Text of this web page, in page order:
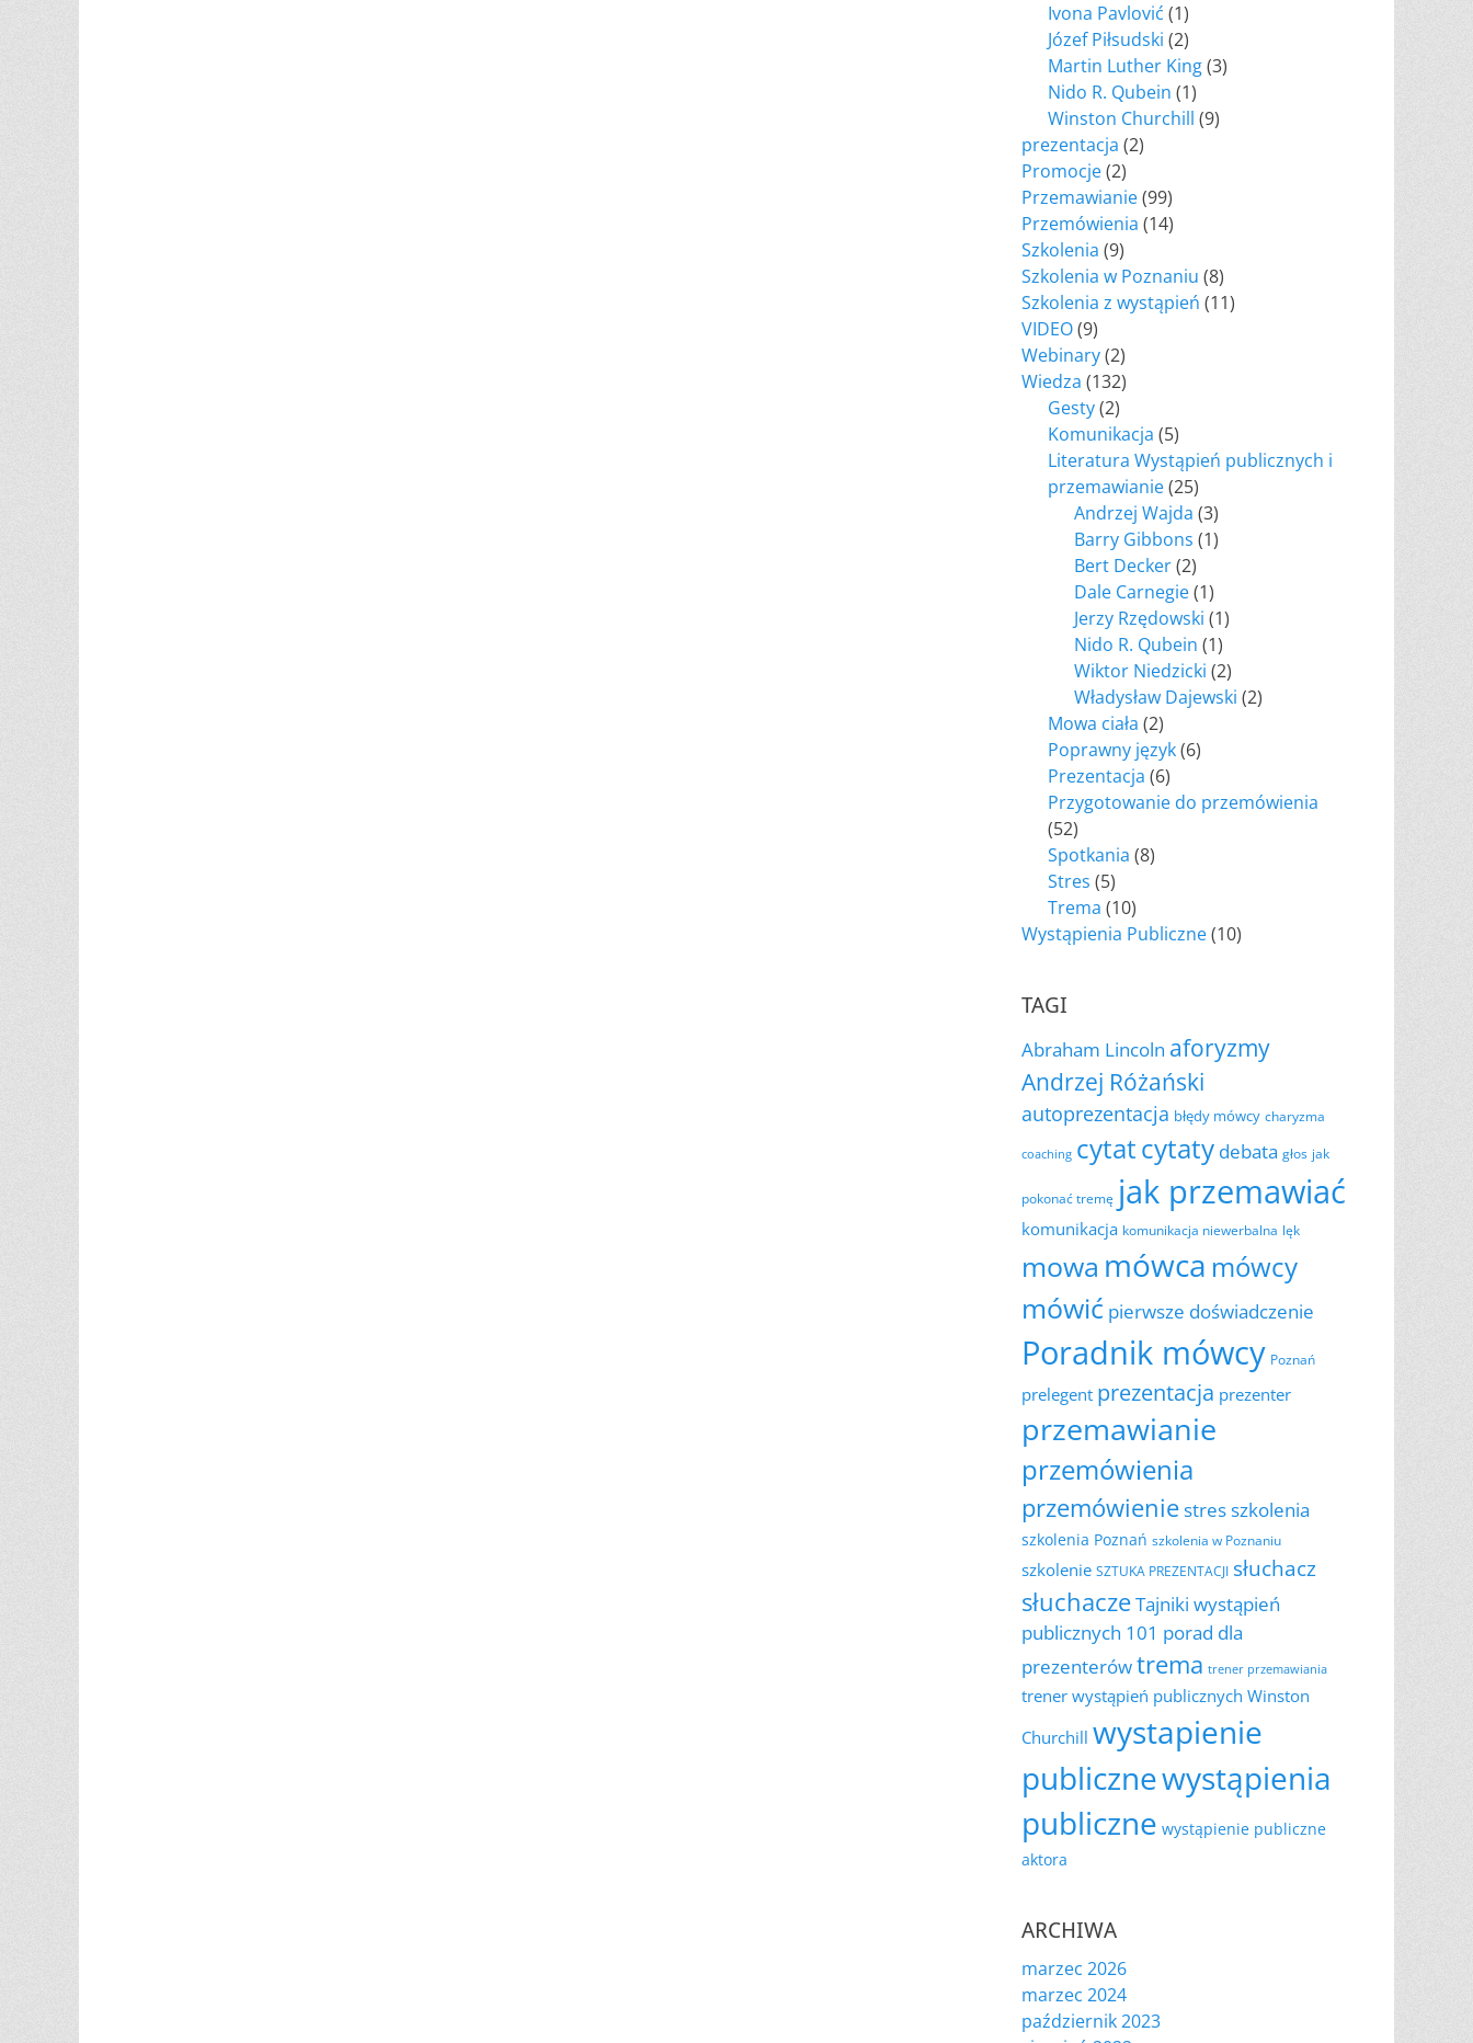
Ivona Pavlović (1)
Józef Piłsudski (2)
Martin Luther King(3)
Nido R. Qubein (1)
Winston Churchill (9)
prezentacja (2)
Promocje(2)
Przemawianie(99)
Przemówienia (14)
Szkolenia (9)
Szkolenia w Poznaniu (8)
Szkolenia z wystąpień (11)
VIDEO(9)
Webinary(2)
Wiedza (132)
Gesty(2)
Komunikacja (5)
Literatura Wystąpień publicznych i
przemawianie(25)
Andrzej Wajda (3)
Barry Gibbons (1)
Bert Decker(2)
Dale Carnegie(1)
Jerzy Rzędowski (1)
Nido R. Qubein (1)
Wiktor Niedzicki (2)
Władysław Dajewski (2)
Mowa ciała (2)
Poprawny język(6)
Prezentacja (6)
Przygotowanie do przemówienia
(52)
Spotkania (8)
Stres (5)
Trema (10)
Wystąpienia Publiczne(10)
TAGI
Abraham Lincoln aforyzmy
Andrzej Różański
autoprezentacja błędy mówcy charyzma
coaching cytatcytaty debata głos jak
pokonać tremę jak przemawiać
komunikacja komunikacja niewerbalna lęk
mowa mówca mówcy
mówić pierwsze doświadczenie
Poradnik mówcy Poznań
prelegent prezentacja prezenter
przemawianie
przemówienia
przemówieniestresszkolenia
szkolenia Poznań szkolenia w Poznaniu
szkolenie SZTUKA PREZENTACJI słuchacz
słuchaczeTajniki wystąpień
publicznych 101 porad dla
prezenterówtrema trener przemawiania
trener wystąpień publicznych Winston
Churchill wystapienie
publicznewystąpienia
publiczne wystąpienie publiczne
aktora
ARCHIWA
marzec 2026
marzec 2024
październik 2023